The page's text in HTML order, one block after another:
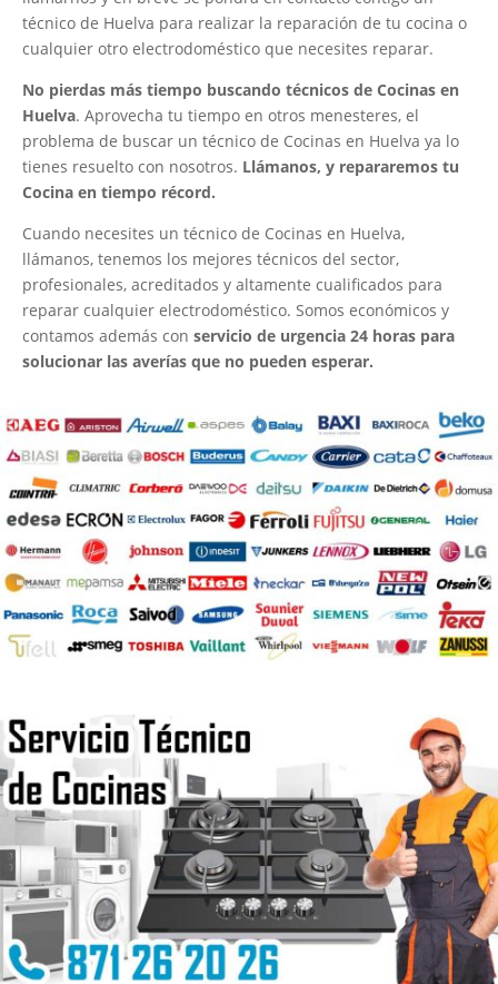
técnico de Huelva para realizar la reparación de tu cocina o
cualquier otro electrodoméstico que necesites reparar.
No pierdas más tiempo buscando técnicos de Cocinas en
Huelva. Aprovecha tu tiempo en otros menesteres, el
problema de buscar un técnico de Cocinas en Huelva ya lo
tienes resuelto con nosotros. Llámanos, y repararemos tu
Cocina en tiempo récord.
Cuando necesites un técnico de Cocinas en Huelva,
llámanos, tenemos los mejores técnicos del sector,
profesionales, acreditados y altamente cualificados para
reparar cualquier electrodoméstico. Somos económicos y
contamos además con servicio de urgencia 24 horas para
solucionar las averías que no pueden esperar.